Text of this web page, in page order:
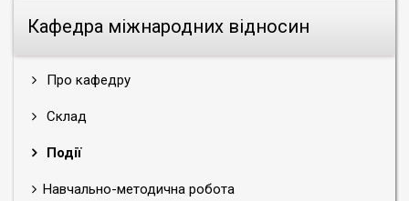
Кафедра міжнародних відносин
Про кафедру
Склад
Події
Навчально-методична робота